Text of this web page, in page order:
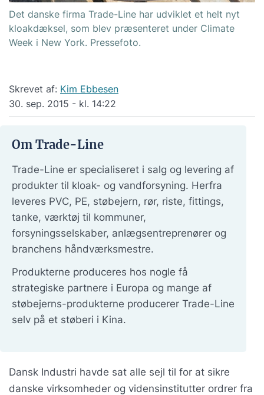
Det danske firma Trade-Line har udviklet et helt nyt
kloakdæksel, som blev præsenteret under Climate
Week i New York. Pressefoto.
Skrevet af: Kim Ebbesen
30. sep. 2015 - kl. 14:22
Om Trade-Line
Trade-Line er specialiseret i salg og levering af
produkter til kloak- og vandforsyning. Herfra
leveres PVC, PE, støbejern, rør, riste, fittings,
tanke, værktøj til kommuner,
forsyningsselskaber, anlægsentreprenører og
branchens håndværksmestre.
Produkterne produceres hos nogle få
strategiske partnere i Europa og mange af
støbejerns-produkterne producerer Trade-Line
selv på et støberi i Kina.
Dansk Industri havde sat alle sejl til for at sikre
danske virksomheder og vidensinstitutter ordrer fra